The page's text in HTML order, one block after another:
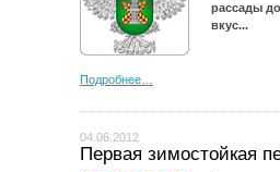
рассады
вкус...
Подробнее…
04.06.2012
Первая зимостойкая